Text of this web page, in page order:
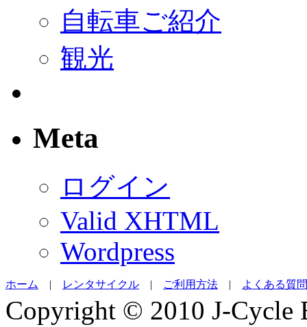
自転車ご紹介
観光
Meta
ログイン
Valid XHTML
Wordpress
ホーム | レンタサイクル | ご利用方法 | よくある質問
Copyright © 2010 J-